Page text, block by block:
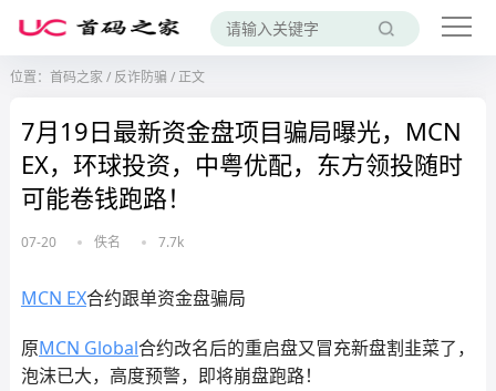
位置： 首码之家 / 反诈防骗 /正文
7月19日最新资金盘项目骗局曝光，MCN
EX，环球投资，中粤优配，东方领投随时
可能卷钱跑路！
07-20 佚名 7.7k
MCN EX合约跟单资金盘骗局
原MCN Global合约改名后的重启盘又冒充新盘割韭菜了，
泡沫已大，高度预警，即将崩盘跑路！